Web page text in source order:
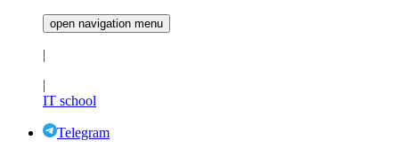
open navigation menu
|
|
IT school
Telegram